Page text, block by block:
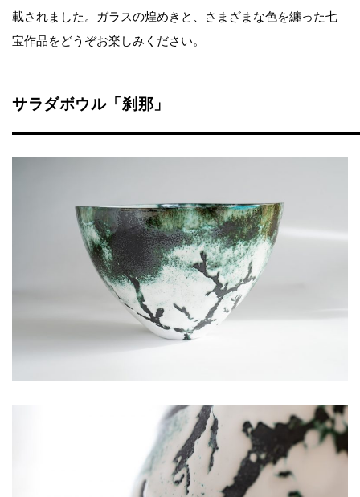
載されました。ガラスの煌めきと、さまざまな色を纏った七
宝作品をどうぞお楽しみください。
サラダボウル「刹那」